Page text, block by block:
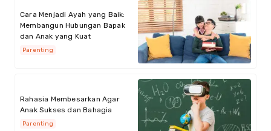
Cara Menjadi Ayah yang Baik:
Membangun Hubungan Bapak
dan Anak yang Kuat
Parenting
Rahasia Membesarkan Agar
Anak Sukses dan Bahagia
Parenting